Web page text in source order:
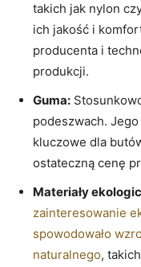
takich​ jak ⁣nylon
ich jakość⁢ i
⁤producenta i
produkcji.
Guma:
podeszwach.
kluczowe dla
‌ostateczną ‌cenę
Materiały
zainteresowanie
spowodowało
naturalnego,⁣